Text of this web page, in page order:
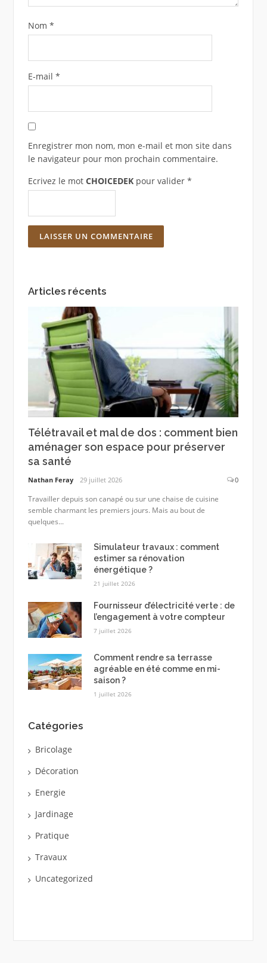
Nom *
E-mail *
Enregistrer mon nom, mon e-mail et mon site dans
le navigateur pour mon prochain commentaire.
Ecrivez le mot CHOICEDEKpour valider *
Articles récents
Télétravail et mal de dos : comment bien
aménager son espace pour préserver
sa santé
Nathan Feray 29 juillet 2026 0
Travailler depuis son canapé ou sur une chaise de cuisine
semble charmant les premiers jours. Mais au bout de
quelques...
Simulateur travaux : comment
estimer sa rénovation
énergétique ?
21 juillet 2026
Fournisseur d’électricité verte : de
l’engagement à votre compteur
7 juillet 2026
Comment rendre sa terrasse
agréable en été comme en mi-
saison ?
1 juillet 2026
Catégories
Bricolage
Décoration
Energie
Jardinage
Pratique
Travaux
Uncategorized